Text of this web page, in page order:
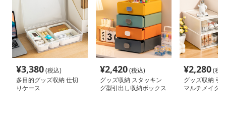
¥3,380(税込)
多目的グッズ収納 仕切
りケース
¥2,420(税込)
グッズ収納 スタッキン
グ型引出し収納ボックス
¥2,280(税
グッズ収納 引
マルチメイク